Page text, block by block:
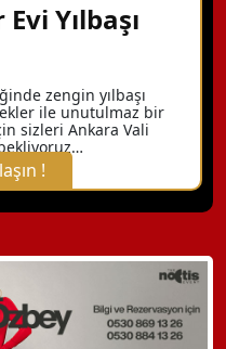
Yılbaşı
zengin yılbaşı
ile unutulmaz bir
sizleri Ankara Vali
!